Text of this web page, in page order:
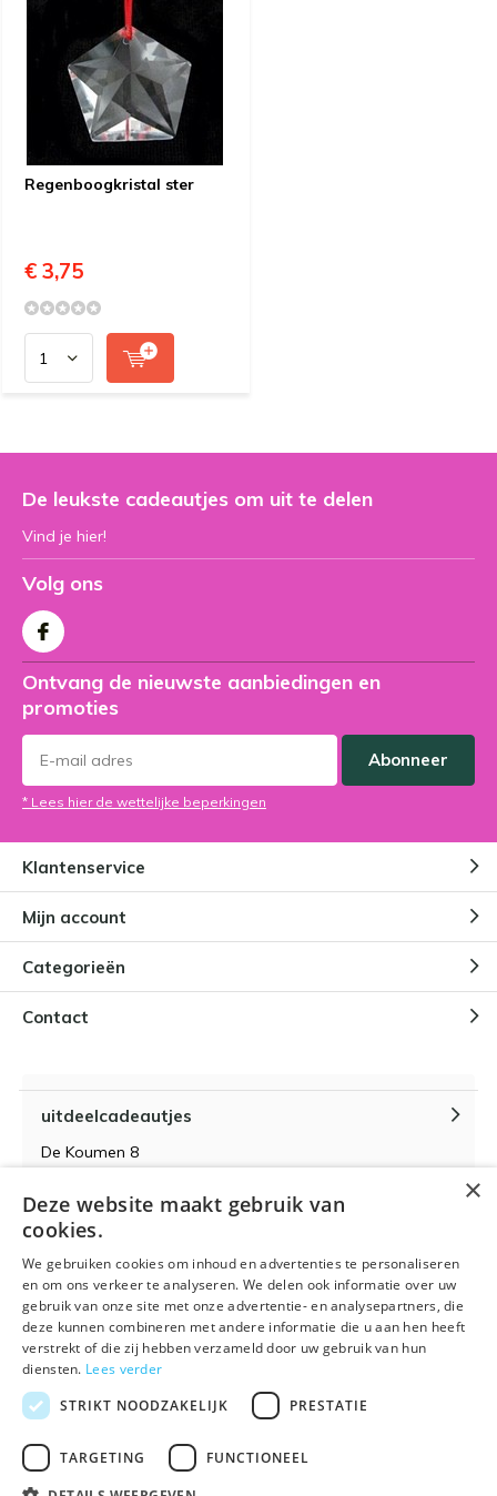
Regenboogkristal ster
€ 3,75
De leukste cadeautjes om uit te delen
Vind je hier!
Volg ons
Ontvang de nieuwste aanbiedingen en
promoties
Abonneer
* Lees hier de wettelijke beperkingen
Klantenservice
Mijn account
Categorieën
Contact
uitdeelcadeautjes
De Koumen 8
KvK-nummer 14087571
BTW-nummer NL 815399145 B01
Algemene voorwaarden RSS-feed
×
Deze website maakt gebruik van
cookies.
We gebruiken cookies om inhoud en advertenties te personaliseren
en om ons verkeer te analyseren. We delen ook informatie over uw
gebruik van onze site met onze advertentie- en analysepartners, die
deze kunnen combineren met andere informatie die u aan hen heeft
verstrekt of die zij hebben verzameld door uw gebruik van hun
diensten. Lees verder
STRIKT NOODZAKELIJK
PRESTATIE
TARGETING FUNCTIONEEL